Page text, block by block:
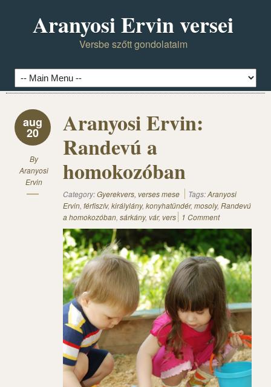
Aranyosi Ervin versei
Versbe szőtt gondolataim
aug
20
By
Aranyosi
Ervin
Aranyosi Ervin:
Randevú a
homokozóban
Category:Gyerekvers, verses mese Tags:Aranyosi
Ervin, férfiszív, királylány, konyhatündér, mosoly, Randevú
a homokozóban, sárkány, vár, vers 1 Comment